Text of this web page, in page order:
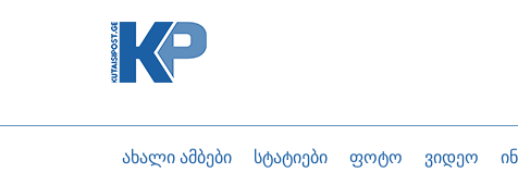
ახალი ამბები სტატიები ფოტო ვიდეო